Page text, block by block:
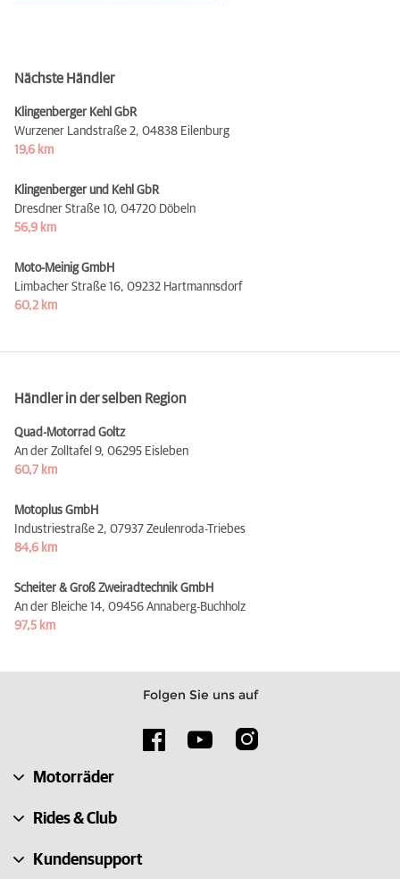
Nächste Händler
Klingenberger Kehl GbR
Wurzener Landstraße 2, 04838 Eilenburg
19,6 km
Klingenberger und Kehl GbR
Dresdner Straße 10, 04720 Döbeln
56,9 km
Moto-Meinig GmbH
Limbacher Straße 16, 09232 Hartmannsdorf
60,2 km
Händler in der selben Region
Quad-Motorrad Goltz
An der Zolltafel 9, 06295 Eisleben
60,7 km
Motoplus GmbH
Industriestraße 2, 07937 Zeulenroda-Triebes
84,6 km
Scheiter & Groß Zweiradtechnik GmbH
An der Bleiche 14, 09456 Annaberg-Buchholz
97,5 km
Folgen Sie uns auf
Motorräder
Rides & Club
Kundensupport